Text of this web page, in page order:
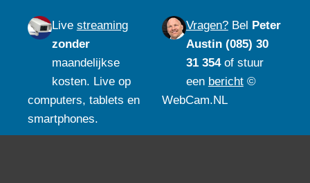
Live streaming
zonder
maandelijkse
kosten. Live op
computers, tablets en
smartphones.
Vragen?Bel Peter
Austin (085) 30
31 354of stuur
een bericht©
WebCam.NL